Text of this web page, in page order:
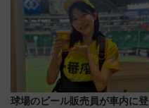
セス
球場のビール販売員が車内に登